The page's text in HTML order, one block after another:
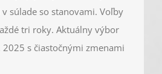
súlade so stanovami. Voľby
tri roky. Aktuálny výbor
s čiastočnými zmenami